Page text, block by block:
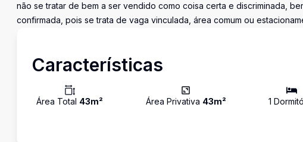
não se tratar de bem a ser vendido como coisa certa e discriminada,
confirmada, pois se trata de vaga vinculada, área comum ou
Características
Área Total 43m² Área Privativa 43m² 1